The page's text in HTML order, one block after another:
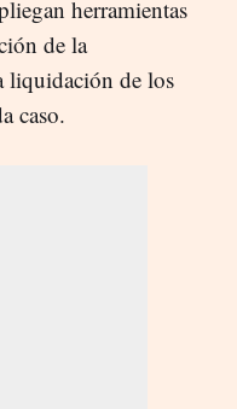
herramientas
de la
liquidación de los
caso.